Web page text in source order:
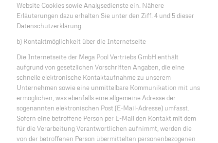
Website Cookies sowie Analysedienste ein. Nähere
Erläuterungen dazu erhalten Sie unter den Ziff. 4 und 5 dieser
Datenschutzerklärung.
b) Kontaktmöglichkeit über die Internetseite
Die Internetseite der Mega Pool Vertriebs GmbH enthält
aufgrund von gesetzlichen Vorschriften Angaben, die eine
schnelle elektronische Kontaktaufnahme zu unserem
Unternehmen sowie eine unmittelbare Kommunikation mit uns
ermöglichen, was ebenfalls eine allgemeine Adresse der
sogenannten elektronischen Post (E-Mail-Adresse) umfasst.
Sofern eine betroffene Person per E-Mail den Kontakt mit dem
für die Verarbeitung Verantwortlichen aufnimmt, werden die
von der betroffenen Person übermittelten personenbezogenen